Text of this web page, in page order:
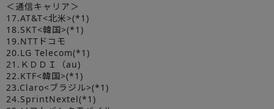
＜通信キャリア＞
17.AT&T<北米>(*1)
18.SKT<韓国>(*1)
19.NTTドコモ
20.LG Telecom(*1)
21.ＫＤＤＩ（au)
22.KTF<韓国>(*1)
23.Claro<ブラジル>(*1)
24.SprintNextel(*1)